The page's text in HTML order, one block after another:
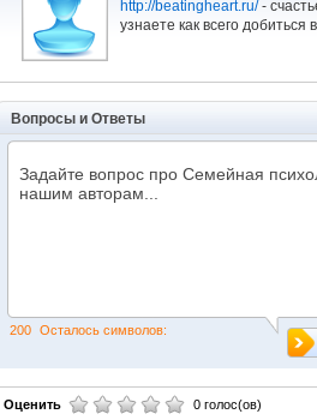
http://beatingheart.ru/-
узнаете как всего добиться
Вопросы и Ответы
200 Осталось символов:
Оценить 0 голос(ов)